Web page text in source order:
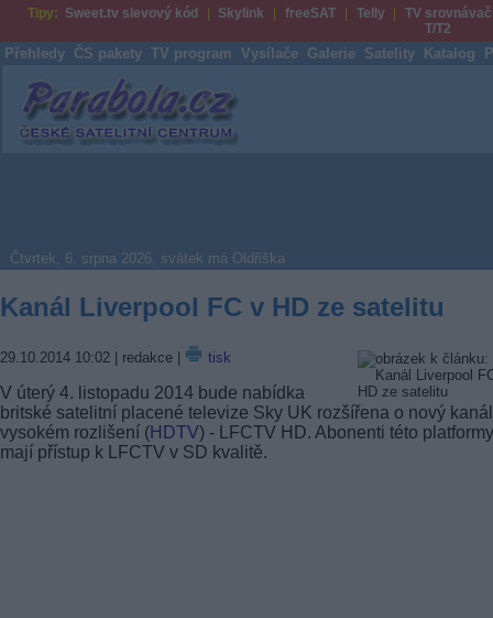
Tipy: Sweet.tv slevový kód Skylink freeSAT Telly
TV srovnávač
T/T2
Přehledy ČS pakety TV program Vysílače Galerie Satelity Katalog
Parabola.cz
Čtvrtek, 6. srpna 2026, svátek má Oldřiška
Kanál Liverpool FC v HD ze satelitu
29.10.2014 10:02 | redakce | tisk
V úterý 4. listopadu 2014 bude nabídka
britské satelitní placené televize Sky UK rozšířena o nový
vysokém rozlišení (HDTV) - LFCTV HD. Abonenti této
mají přístup k LFCTV v SD kvalitě.